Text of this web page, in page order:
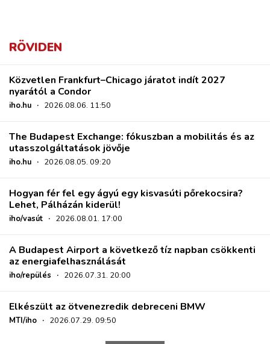
RÖVIDEN
Közvetlen Frankfurt–Chicago járatot indít 2027
nyarától a Condor
iho.hu · 2026.08.06. 11:50
The Budapest Exchange: fókuszban a mobilitás és az
utasszolgáltatások jövője
iho.hu · 2026.08.05. 09:20
Hogyan fér fel egy ágyú egy kisvasúti pőrekocsira?
Lehet, Pálházán kiderül!
iho/vasút · 2026.08.01. 17:00
A Budapest Airport a következő tíz napban csökkenti
az energiafelhasználását
iho/repülés · 2026.07.31. 20:00
Elkészült az ötvenezredik debreceni BMW
MTI/iho · 2026.07.29. 09:50